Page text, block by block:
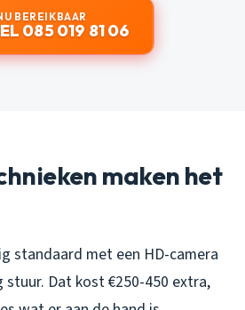
BEREIKBAAR
085 019 81 06
maken het
standaard met een HD-camera
Dat kost €250-450 extra,